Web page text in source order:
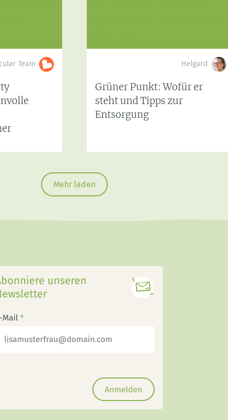
Team Helgard
Grüner Punkt: Wofür er
steht und Tipps zur
Entsorgung
Mehr laden